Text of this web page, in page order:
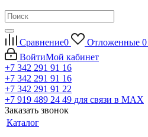
Сравнение0 Отложенные 0
ВойтиМой кабинет
+7 342 291 91 16
+7 342 291 91 16
+7 342 291 91 22
+7 919 489 24 49 для связи в МАХ
Заказать звонок
Каталог